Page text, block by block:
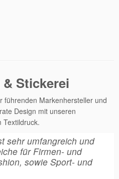
Stickerei
führenden Markenhersteller und
Design mit unseren
Textildruck.
sehr umfangreich und
für Firmen- und
sowie Sport- und